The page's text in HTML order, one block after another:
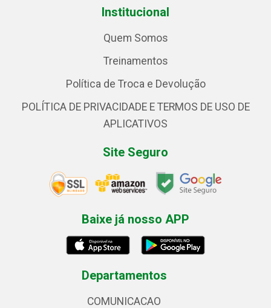
Institucional
Quem Somos
Treinamentos
Política de Troca e Devolução
POLÍTICA DE PRIVACIDADE E TERMOS DE USO DE
APLICATIVOS
Site Seguro
Baixe já nosso APP
Departamentos
COMUNICACAO